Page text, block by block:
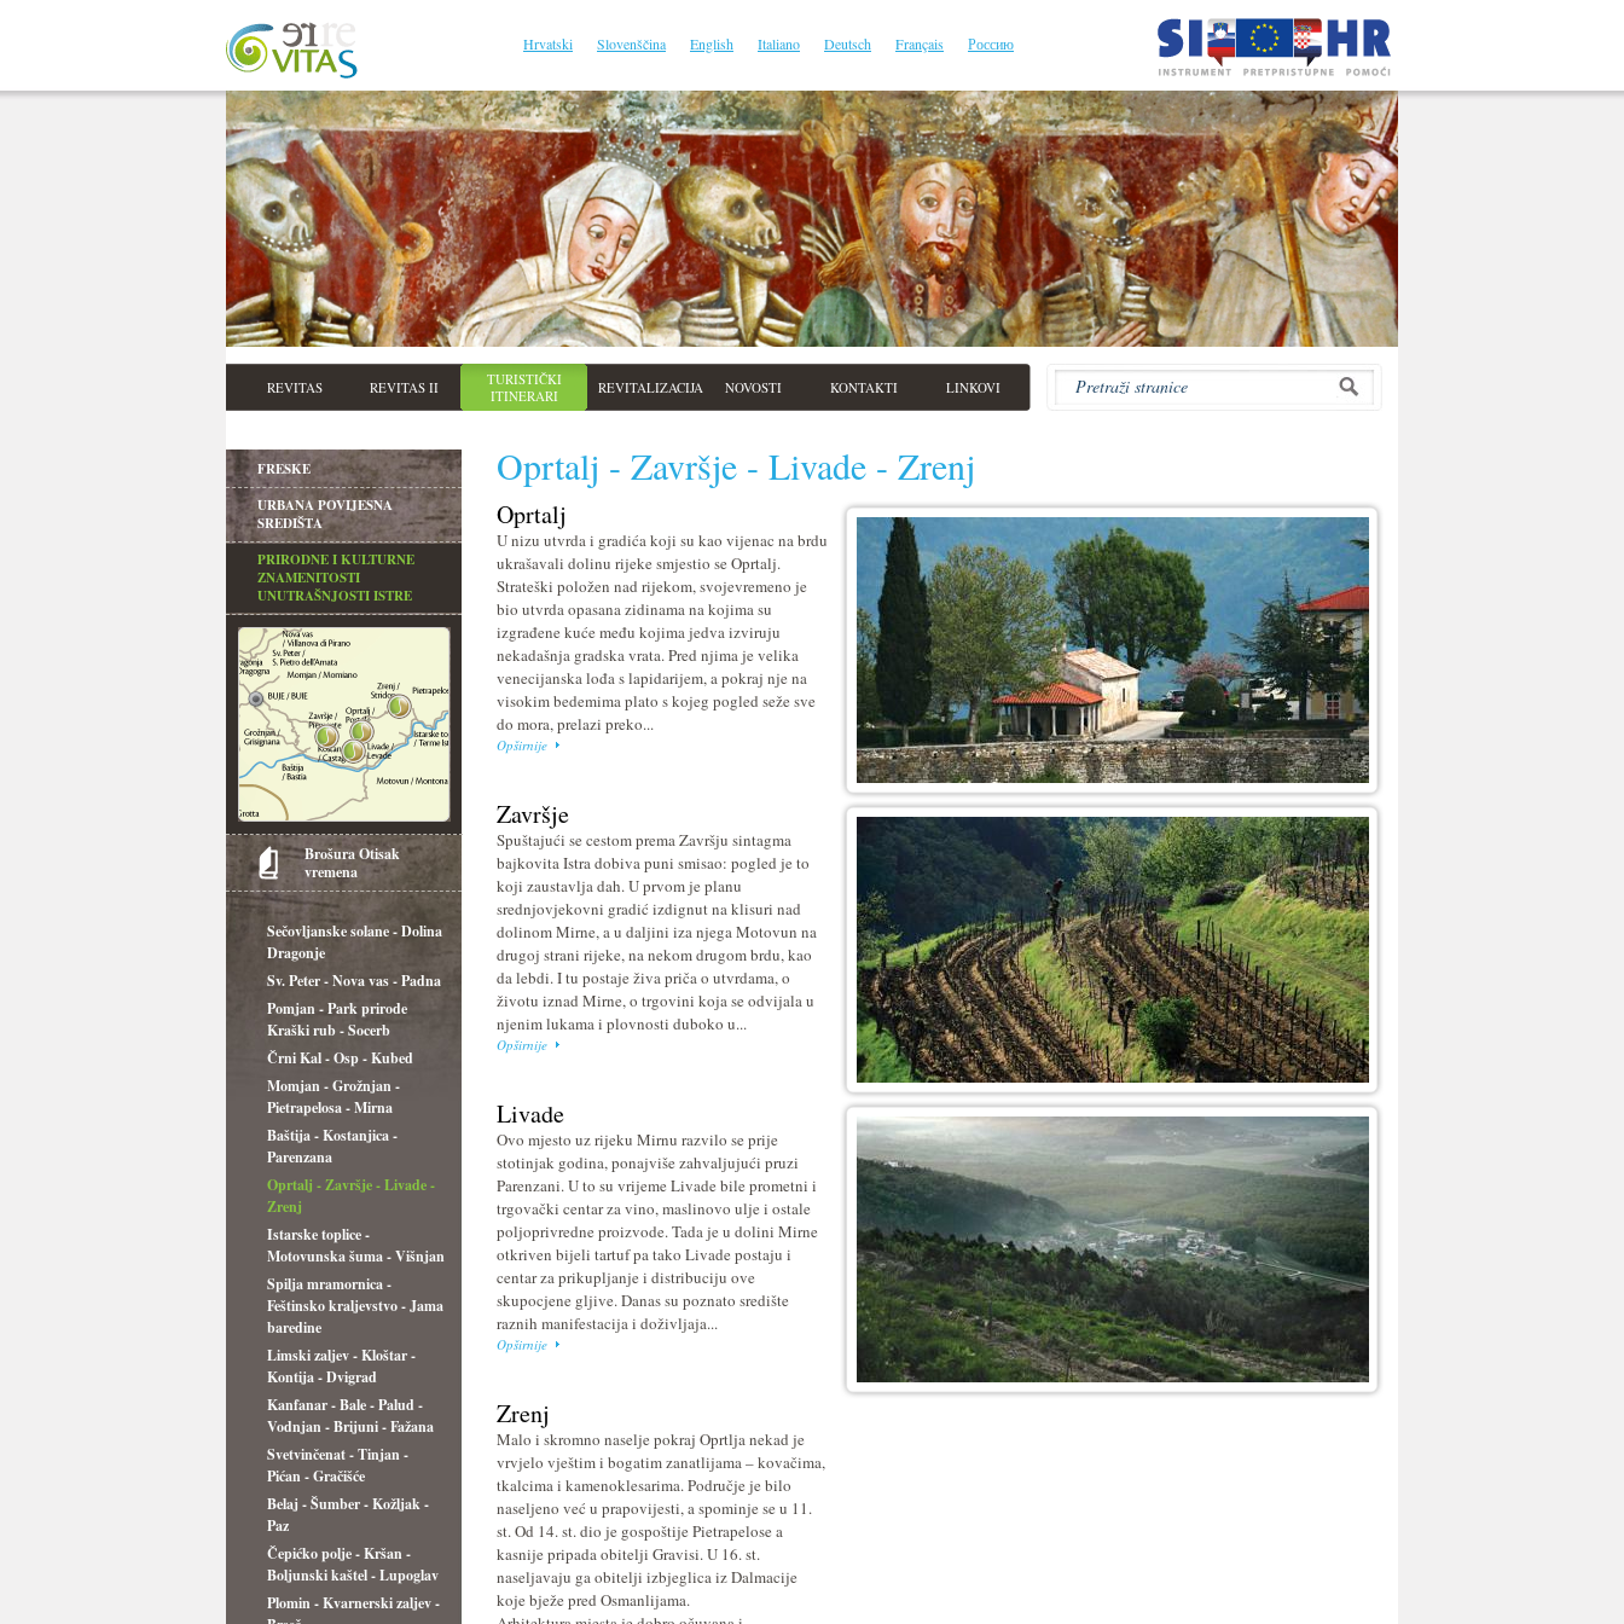
Hrvatski Slovenščina English Italiano Deutsch Français Россию
REVITAS REVITAS II
TURISTIČKI
ITINERARI
REVITALIZACIJA NOVOSTI KONTAKTI LINKOVI
FRESKE
URBANA POVIJESNA
SREDIŠTA
PRIRODNE I KULTURNE
ZNAMENITOSTI
UNUTRAŠNJOSTI ISTRE
Brošura Otisak
vremena
Sečovljanske solane - Dolina
Dragonje
Sv. Peter - Nova vas - Padna
Pomjan - Park prirode
Kraški rub - Socerb
Črni Kal - Osp - Kubed
Momjan - Grožnjan -
Pietrapelosa - Mirna
Baštija - Kostanjica -
Parenzana
Oprtalj - Završje - Livade -
Zrenj
Istarske toplice -
Motovunska šuma - Višnjan
Spilja mramornica -
Feštinsko kraljevstvo - Jama
baredine
Limski zaljev - Kloštar -
Kontija - Dvigrad
Kanfanar - Bale - Palud -
Vodnjan - Brijuni - Fažana
Svetvinčenat - Tinjan -
Pićan - Gračišće
Belaj - Šumber - Kožljak -
Paz
Čepićko polje - Kršan -
Boljunski kaštel - Lupoglav
Plomin - Kvarnerski zaljev -
Oprtalj - Završje - Livade - Zrenj
Oprtalj
U nizu utvrda i gradića koji su kao vijenac na brdu
ukrašavali dolinu rijeke smjestio se Oprtalj.
Strateški položen nad rijekom, svojevremeno je
bio utvrda opasana zidinama na kojima su
izgrađene kuće među kojima jedva izviruju
nekadašnja gradska vrata. Pred njima je velika
venecijanska lođa s lapidarijem, a pokraj nje na
visokim bedemima plato s kojeg pogled seže sve
do mora, prelazi preko...
Opširnije
Završje
Spuštajući se cestom prema Završju sintagma
bajkovita Istra dobiva puni smisao: pogled je to
koji zaustavlja dah. U prvom je planu
srednjovjekovni gradić izdignut na klisuri nad
dolinom Mirne, a u daljini iza njega Motovun na
drugoj strani rijeke, na nekom drugom brdu, kao
da lebdi. I tu postaje živa priča o utvrdama, o
životu iznad Mirne, o trgovini koja se odvijala u
njenim lukama i plovnosti duboko u...
Opširnije
Livade
Ovo mjesto uz rijeku Mirnu razvilo se prije
stotinjak godina, ponajviše zahvaljujući pruzi
Parenzani. U to su vrijeme Livade bile prometni i
trgovački centar za vino, maslinovo ulje i ostale
poljoprivredne proizvode. Tada je u dolini Mirne
otkriven bijeli tartuf pa tako Livade postaju i
centar za prikupljanje i distribuciju ove
skupocjene gljive. Danas su poznato središte
raznih manifestacija i doživljaja...
Opširnije
Zrenj
Malo i skromno naselje pokraj Oprtlja nekad je
vrvjelo vještim i bogatim zanatlijama – kovačima,
tkalcima i kamenoklesarima. Područje je bilo
naseljeno već u prapovijesti, a spominje se u 11.
st. Od 14. st. dio je gospoštije Pietrapelose a
kasnije pripada obitelji Gravisi. U 16. st.
naseljavaju ga obitelji izbjeglica iz Dalmacije
koje bježe pred Osmanlijama.